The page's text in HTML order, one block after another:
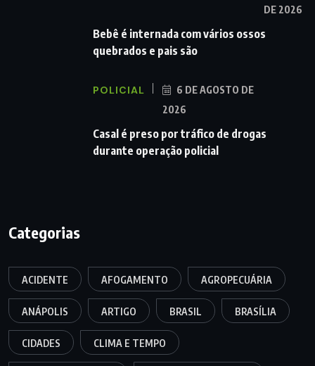
DE 2026
Bebê é internada com vários ossos
quebrados e pais são
POLICIAL
6 DE AGOSTO DE
2026
Casal é preso por tráfico de drogas
durante operação policial
Categorias
ACIDENTE AFOGAMENTO AGROPECUÁRIA
ANÁPOLIS ARTIGO BRASIL BRASÍLIA
CIDADES CLIMA E TEMPO